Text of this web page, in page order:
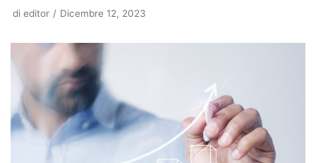
di editor Dicembre 12, 2023